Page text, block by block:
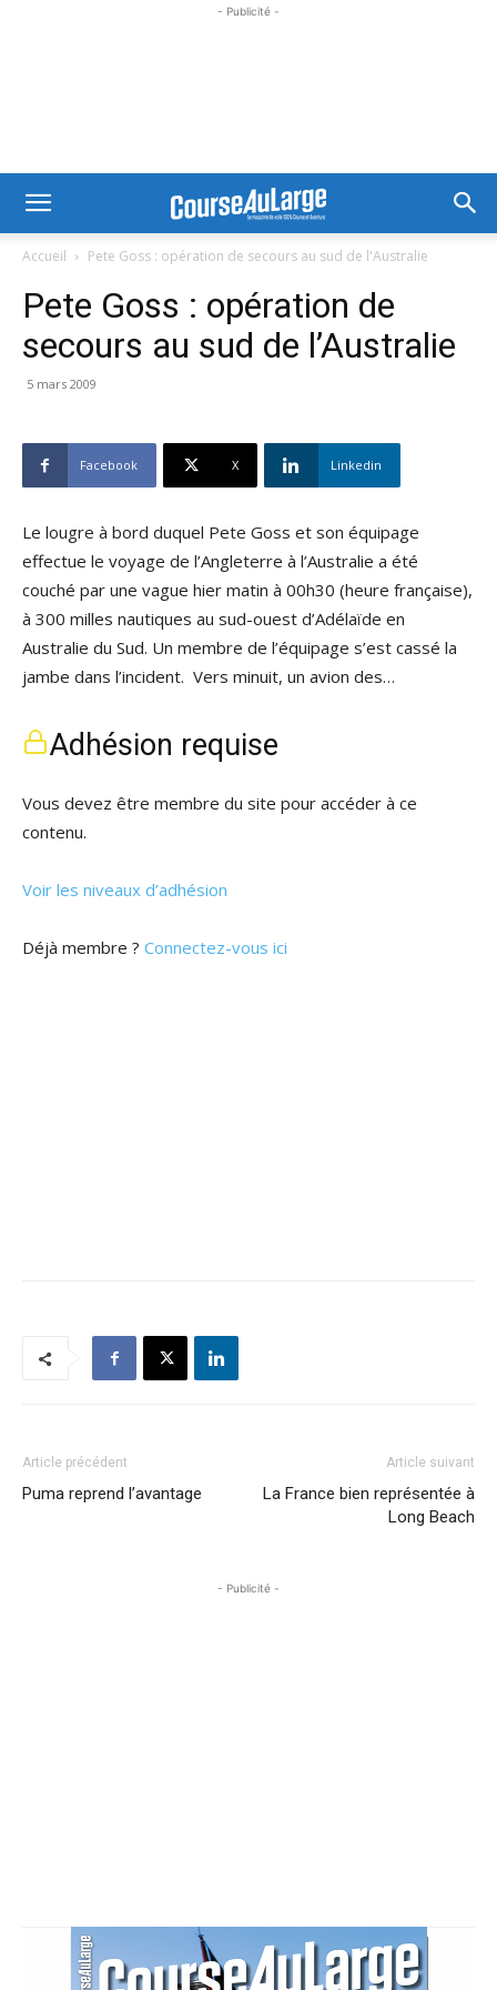
- Publicité -
Accueil Pete Goss : opération de secours au sud de l'Australie
Pete Goss : opération de
secours au sud de l’Australie
5 mars 2009
Facebook X Linkedin
Le lougre à bord duquel Pete Goss et son équipage
effectue le voyage de l’Angleterre à l’Australie a été
couché par une vague hier matin à 00h30 (heure française),
à 300 milles nautiques au sud-ouest d’Adélaïde en
Australie du Sud. Un membre de l’équipage s’est cassé la
jambe dans l’incident. Vers minuit, un avion des…
Adhésion requise
Vous devez être membre du site pour accéder à ce
contenu.
Voir les niveaux d’adhésion
Déjà membre ? Connectez-vous ici
Article précédent
Puma reprend l’avantage
Article suivant
La France bien représentée à
Long Beach
- Publicité -